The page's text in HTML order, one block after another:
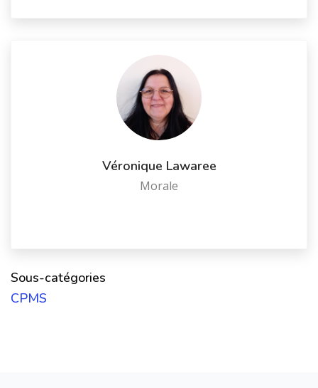
Véronique Lawaree
Morale
Sous-catégories
CPMS